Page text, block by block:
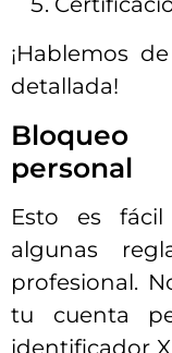
¡Hablemos
detallada!
personal
Esto es
algunas
profesional.
tu cuenta
identificador